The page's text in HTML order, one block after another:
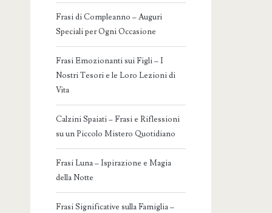
Frasi di Compleanno – Auguri
Speciali per Ogni Occasione
Frasi Emozionanti sui Figli – I
Nostri Tesori e le Loro Lezioni di
Vita
Calzini Spaiati – Frasi e Riflessioni
su un Piccolo Mistero Quotidiano
Frasi Luna – Ispirazione e Magia
della Notte
Frasi Significative sulla Famiglia –